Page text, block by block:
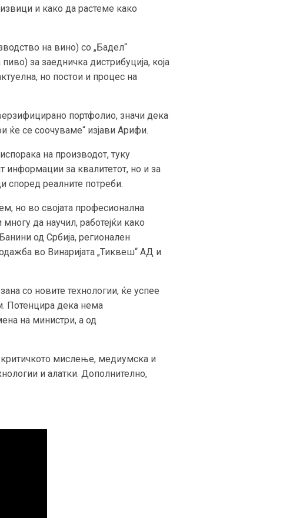
и како да растеме како
на вино) со „Бадел“
за заедничка дистрибуција, која
но постои и процес на
портфолио, значи дека
ќе се соочуваме“ изјави Арифи.
на производот, туку
информации за квалитетот, но и за
според реалните потреби.
но во својата професионална
да научил, работејќи како
од Србија, регионален
во Винаријата „Тиквеш“ АД и
со новите технологии, ќе успее
Потенцира дека нема
на министри, а од
мислење, медиумска и
и алатки. Дополнително,